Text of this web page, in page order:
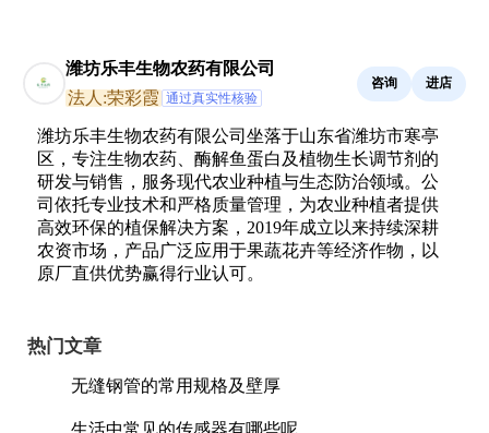
潍坊乐丰生物农药有限公司
法人:荣彩霞 通过真实性核验
咨询 进店
潍坊乐丰生物农药有限公司坐落于山东省潍坊市寒亭
区，专注生物农药、酶解鱼蛋白及植物生长调节剂的
研发与销售，服务现代农业种植与生态防治领域。公
司依托专业技术和严格质量管理，为农业种植者提供
高效环保的植保解决方案，2019年成立以来持续深耕
农资市场，产品广泛应用于果蔬花卉等经济作物，以
原厂直供优势赢得行业认可。
热门文章
无缝钢管的常用规格及壁厚
生活中常见的传感器有哪些呢